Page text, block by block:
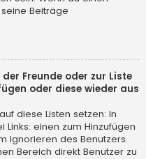
Beiträge
Freunde oder zur Liste
oder diese wieder aus
diese Listen setzen: In
einen zum Hinzufügen
Ignorieren des Benutzers.
Bereich direkt Benutzer zu